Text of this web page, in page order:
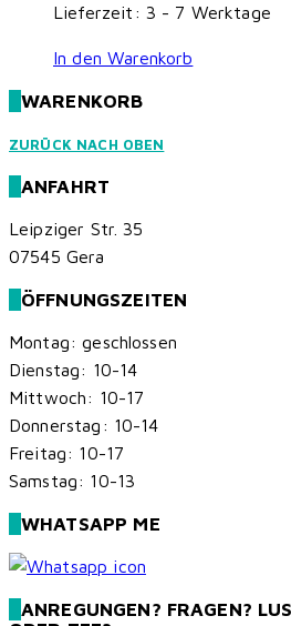
Lieferzeit: 3 - 7 Werktage
In den Warenkorb
WARENKORB
ZURÜCK NACH OBEN
ANFAHRT
Leipziger Str. 35
07545 Gera
ÖFFNUNGSZEITEN
Montag: geschlossen
Dienstag: 10-14
Mittwoch: 10-17
Donnerstag: 10-14
Freitag: 10-17
Samstag: 10-13
WHATSAPP ME
ANREGUNGEN? FRAGEN?